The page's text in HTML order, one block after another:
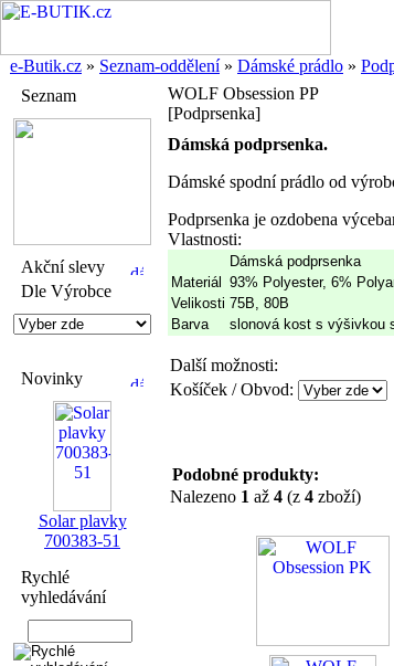
e-Butik.cz » Seznam-oddělení» Dámské prádlo »
Seznam
Akční slevy
Dle Výrobce
Novinky
Solar plavky
700383-51
Rychlé
vyhledávání
WOLF Obsession PP
[Podprsenka]
Dámská podprsenka.
Dámské spodní prádlo od
Podprsenka je ozdobena
Vlastnosti:
Dámská podprsenka
Materiál 93% Polyester, 6%
Velikosti 75B, 80B
Barva
slonová kost s výšivkou
Další možnosti:
Košíček / Obvod:
Podobné produkty:
Nalezeno 1 až 4 (z 4 zboží)